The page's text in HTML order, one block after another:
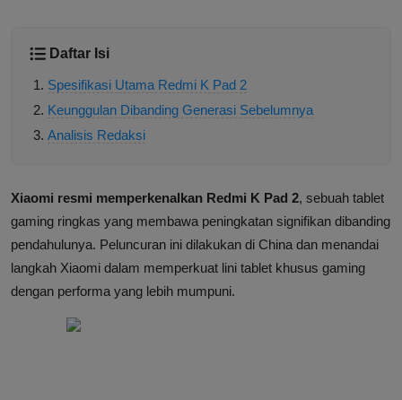
Daftar Isi
Spesifikasi Utama Redmi K Pad 2
Keunggulan Dibanding Generasi Sebelumnya
Analisis Redaksi
Xiaomi resmi memperkenalkan Redmi K Pad 2, sebuah tablet
gaming ringkas yang membawa peningkatan signifikan dibanding
pendahulunya. Peluncuran ini dilakukan di China dan menandai
langkah Xiaomi dalam memperkuat lini tablet khusus gaming
dengan performa yang lebih mumpuni.